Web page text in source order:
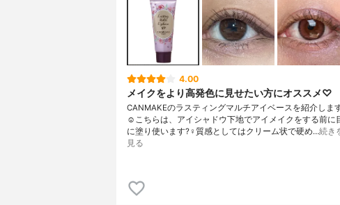
4.00
メイクをより高発色に見せたい方にオススメ♡
CANMAKEのラスティングマルチアイベースを紹介しま
☺️こちらは、アイシャドウ下地でアイメイクをする前に
に塗り使います?‍♀️質感としてはクリーム状で硬め…続き
見る